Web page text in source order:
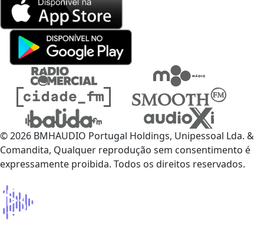
© 2026 BMHAUDIO Portugal Holdings, Unipessoal Lda. &
Comandita, Qualquer reprodução sem consentimento é
expressamente proibida. Todos os direitos reservados.